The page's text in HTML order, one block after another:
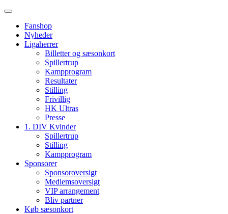
Fanshop
Nyheder
Ligaherrer
Billetter og sæsonkort
Spillertrup
Kampprogram
Resultater
Stilling
Frivillig
HK Ultras
Presse
1. DIV Kvinder
Spillertrup
Stilling
Kampprogram
Sponsorer
Sponsoroversigt
Medlemsoversigt
VIP arrangement
Bliv partner
Køb sæsonkort